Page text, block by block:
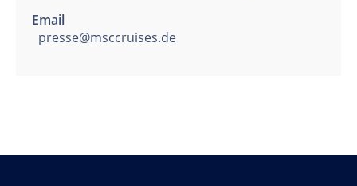
Email
presse@msccruises.de